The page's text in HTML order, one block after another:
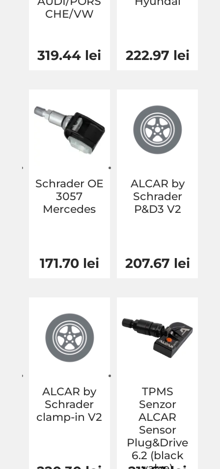
CHE/VW
319.44 lei 222.97 lei
Schrader OE
3057
Mercedes
171.70 lei
ALCAR by
Schrader
P&D3 V2
207.67 lei
ALCAR by
Schrader
clamp-in V2
TPMS
Senzor
ALCAR
Sensor
Plug&Drive
6.2 (black